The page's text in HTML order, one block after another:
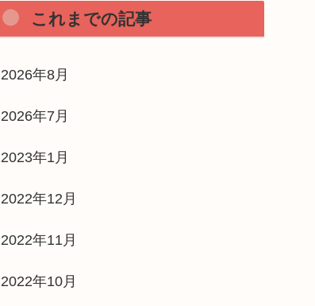
これまでの記事
2026年8月
2026年7月
2023年1月
2022年12月
2022年11月
2022年10月